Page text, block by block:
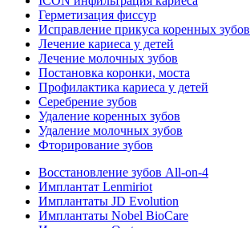
Герметизация фиссур
Исправление прикуса коренных зубов
Лечение кариеса у детей
Лечение молочных зубов
Постановка коронки, моста
Профилактика кариеса у детей
Серебрение зубов
Удаление коренных зубов
Удаление молочных зубов
Фторирование зубов
Восстановление зубов All‑on‑4
Имплантат Lenmiriot
Имплантаты JD Evolution
Имплантаты Nobel BioСare